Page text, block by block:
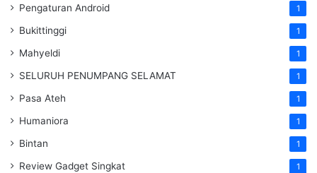
Pengaturan Android 1
Bukittinggi 1
Mahyeldi 1
SELURUH PENUMPANG SELAMAT 1
Pasa Ateh 1
Humaniora 1
Bintan 1
Review Gadget Singkat 1